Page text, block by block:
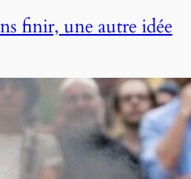
finir, une autre idée